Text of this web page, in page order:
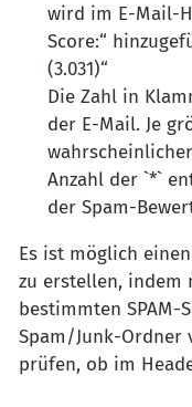
wird im E-Mail-
Score:“
(3.031)“
Die Zahl in
der E-Mail. Je
Anzahl der `*`
der Spam-
Es ist möglich
zu erstellen, indem
bestimmten SPAM-
Spam/Junk-Ordner
prüfen, ob im